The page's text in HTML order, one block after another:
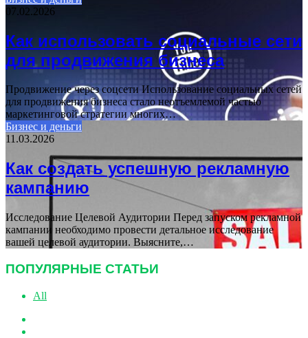
07.02.2026
Как использовать социальные сети
для продвижения бизнеса
Продвижение через соцсети Использование социальных сетей
для продвижения бизнеса стало неотъемлемой частью
маркетинговой стратегии многих…
Бизнес и деньги
11.03.2026
Как создать успешную рекламную
кампанию
Исследование Целевой Аудитории Перед запуском рекламной
кампании необходимо провести детальное исследование
вашей целевой аудитории. Выясните,…
ПОПУЛЯРНЫЕ СТАТЬИ
All